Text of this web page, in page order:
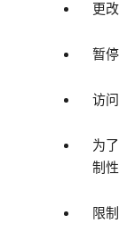
更
暂
访
为
制
限